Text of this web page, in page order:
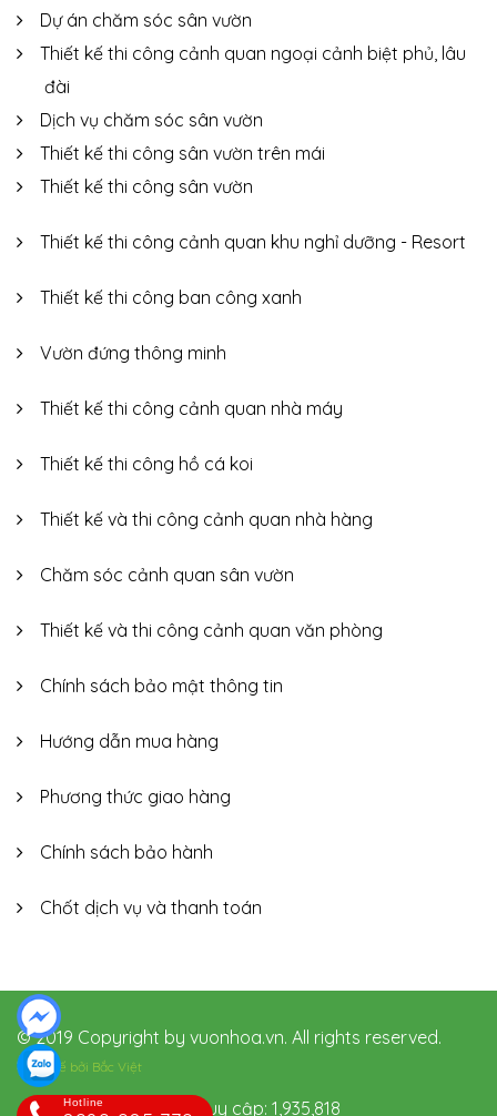
Dự án chăm sóc sân vườn
Thiết kế thi công cảnh quan ngoại cảnh biệt phủ, lâu
đài
Dịch vụ chăm sóc sân vườn
Thiết kế thi công sân vườn trên mái
Thiết kế thi công sân vườn
Thiết kế thi công cảnh quan khu nghỉ dưỡng - Resort
Thiết kế thi công ban công xanh
Vườn đứng thông minh
Thiết kế thi công cảnh quan nhà máy
Thiết kế thi công hồ cá koi
Thiết kế và thi công cảnh quan nhà hàng
Chăm sóc cảnh quan sân vườn
Thiết kế và thi công cảnh quan văn phòng
Chính sách bảo mật thông tin
Hướng dẫn mua hàng
Phương thức giao hàng
Chính sách bảo hành
Chốt dịch vụ và thanh toán
© 2019 Copyright by vuonhoa.vn. All rights reserved.
Thiết kế bởi Bắc Việt
Hôm nay: 287 Tổng truy cập: 1,935,818
Hotline